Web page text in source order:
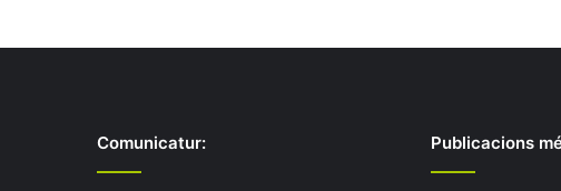
Comunicatur: Publicacions